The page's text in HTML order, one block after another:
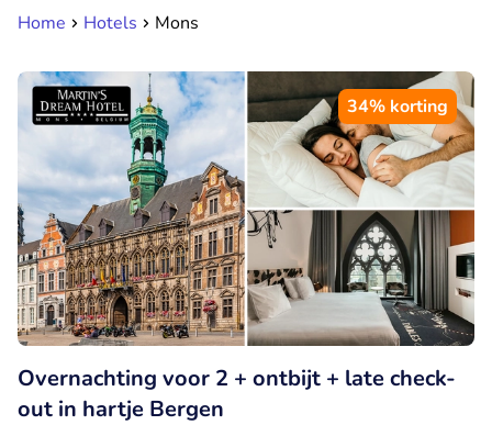
Home Hotels Mons
34% korting
Overnachting voor 2 + ontbijt + late check-
out in hartje Bergen